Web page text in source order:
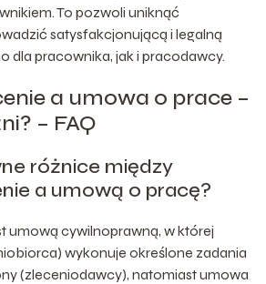
To pozwoli uniknąć
satysfakcjonującą i legalną
dla pracownika, jak i pracodawcy.
a umowa o prace –
– FAQ
różnice między
a umową o pracę?
umową cywilnoprawną, w której
wykonuje określone zadania
(zleceniodawcy), natomiast umowa